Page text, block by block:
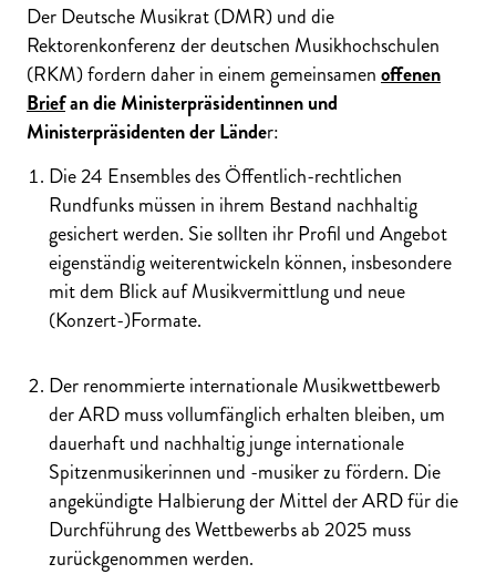
Der Deutsche Musikrat (DMR) und die
Rektorenkonferenz der deutschen Musikhochschulen
(RKM) fordern daher in einem gemeinsamenoffenen
Briefan die Ministerpräsidentinnen und
Ministerpräsidenten der Länder:
Die 24 Ensembles des Öffentlich-rechtlichen
Rundfunks müssen in ihrem Bestand nachhaltig
gesichert werden. Sie sollten ihr Profil und Angebot
eigenständig weiterentwickeln können, insbesondere
mit dem Blick auf Musikvermittlung und neue
(Konzert-)Formate.
Der renommierte internationale Musikwettbewerb
der ARD muss vollumfänglich erhalten bleiben, um
dauerhaft und nachhaltig junge internationale
Spitzenmusikerinnen und -musiker zu fördern. Die
angekündigte Halbierung der Mittel der ARD für die
Durchführung des Wettbewerbs ab 2025 muss
zurückgenommen werden.